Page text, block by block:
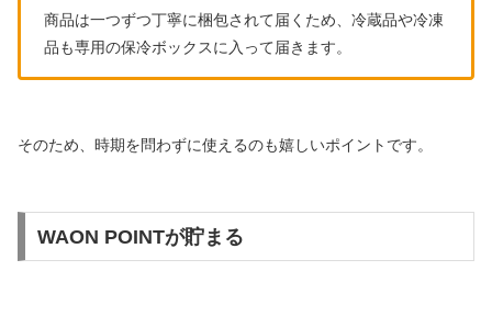
商品は一つずつ丁寧に梱包されて届くため、冷蔵品や冷凍
品も専用の保冷ボックスに入って届きます。
そのため、時期を問わずに使えるのも嬉しいポイントです。
WAON POINTが貯まる